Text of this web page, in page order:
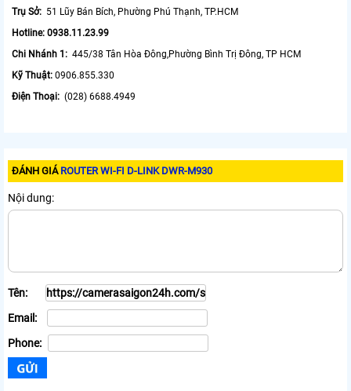
Trụ Sở: 51 Lũy Bán Bích, Phường Phú Thạnh, TP.HCM
Hotline: 0938.11.23.99
Chi Nhánh 1: 445/38 Tân Hòa Đông,Phường Bình Trị Đông, TP HCM
Kỹ Thuật: 0906.855.330
Điện Thoại: (028) 6688.4949
ĐÁNH GIÁ ROUTER WI-FI D-LINK DWR-M930
Nội dung:
Tên:
Email:
Phone: